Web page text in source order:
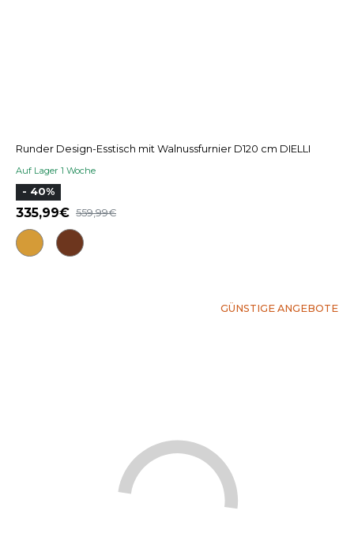
Runder Design-Esstisch mit Walnussfurnier D120 cm DIELLI
Auf Lager 1 Woche
- 40%
335,99 559,99
GÜNSTIGE ANGEBOTE